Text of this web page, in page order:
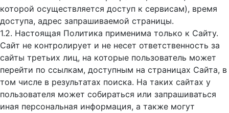
которой осуществляется доступ к cервисам), время
доступа, адрес запрашиваемой страницы.
1.2. Настоящая Политика применима только к Сайту.
Сайт не контролирует и не несет ответственность за
сайты третьих лиц, на которые пользователь может
перейти по ссылкам, доступным на страницах Сайта, в
том числе в результатах поиска. На таких сайтах у
пользователя может собираться или запрашиваться
иная персональная информация, а также могут